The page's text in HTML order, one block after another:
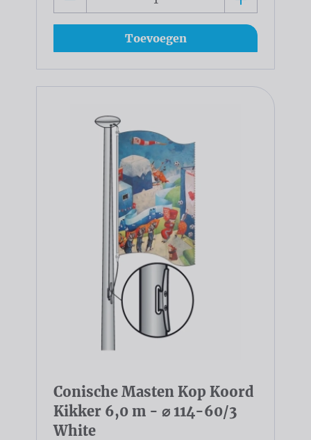
Toevoegen
Conische Masten Kop Koord
Kikker 6,0 m - ⌀ 114-60/3
White